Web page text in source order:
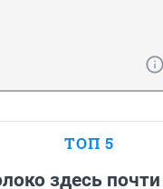
ТОП 5
здесь